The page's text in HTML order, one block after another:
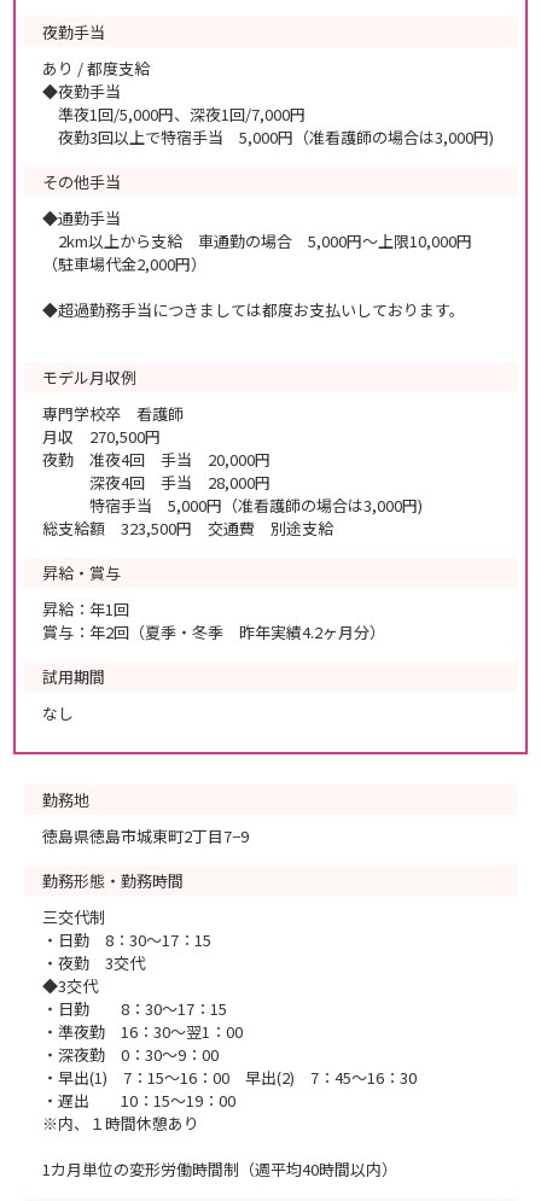
夜勤手当
あり / 都度支給
◆夜勤手当
準夜1回/5,000円、深夜1回/7,000円
夜勤3回以上で特宿手当 5,000円（准看護師の場合は3,000円)
その他手当
◆通勤手当
2km以上から支給 車通勤の場合 5,000円～上限10,000円
（駐車場代金2,000円）
◆超過勤務手当につきましては都度お支払いしております。
モデル月収例
専門学校卒 看護師
月収 270,500円
夜勤 准夜4回 手当 20,000円
深夜4回 手当 28,000円
特宿手当 5,000円（准看護師の場合は3,000円)
総支給額 323,500円 交通費 別途支給
昇給・賞与
昇給：年1回
賞与：年2回（夏季・冬季 昨年実績4.2ヶ月分）
試用期間
なし
勤務地
徳島県徳島市城東町2丁目7−9
勤務形態・勤務時間
三交代制
・日勤 8：30～17：15
・夜勤 3交代
◆3交代
・日勤 8：30～17：15
・準夜勤 16：30～翌1：00
・深夜勤 0：30～9：00
・早出(1) 7：15～16：00 早出(2) 7：45～16：30
・遅出 10：15～19：00
※内、１時間休憩あり
1カ月単位の変形労働時間制（週平均40時間以内）